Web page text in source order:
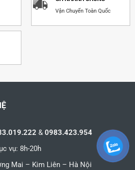
Vận Chuyển Toàn Quốc
& 0983.423.954
vụ: 8h-20h
Mai – Kim Liên – Hà Nội